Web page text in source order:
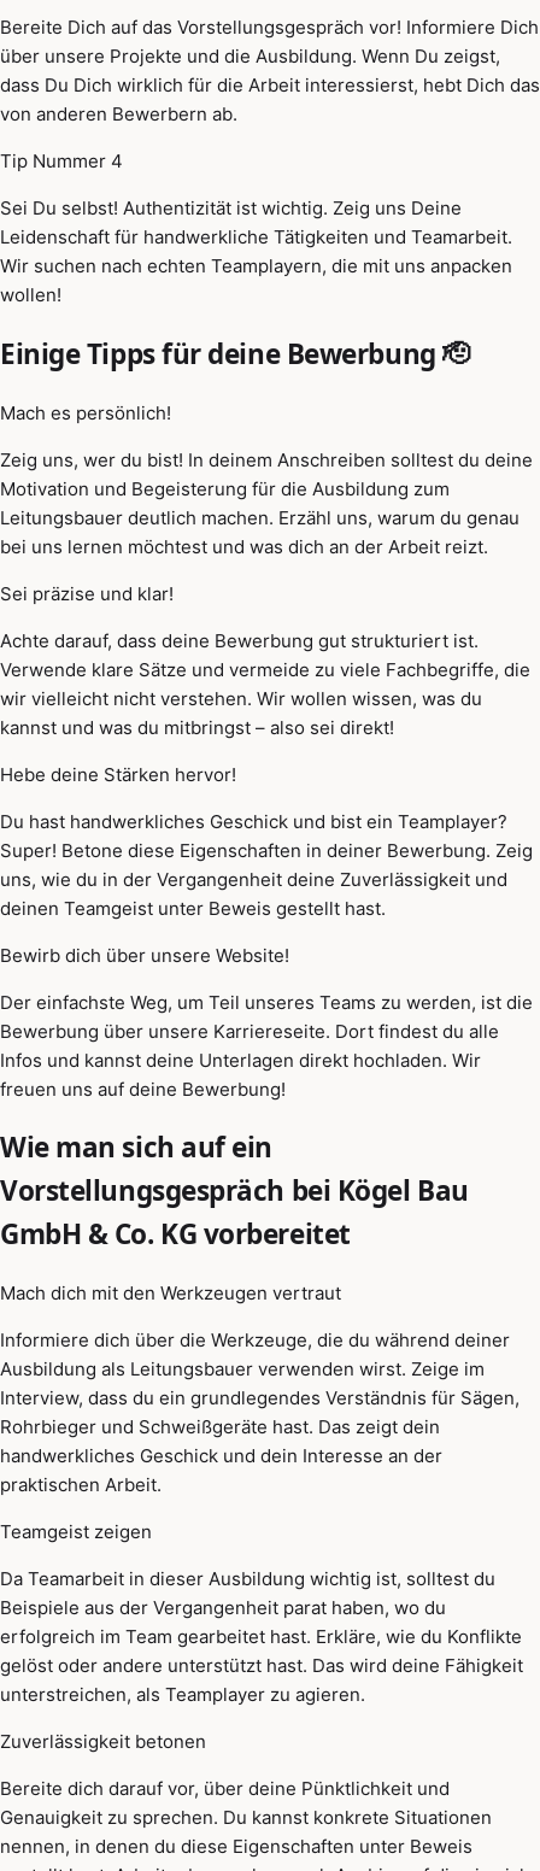
Bereite Dich auf das Vorstellungsgespräch vor! Informiere Dich
über unsere Projekte und die Ausbildung. Wenn Du zeigst,
dass Du Dich wirklich für die Arbeit interessierst, hebt Dich das
von anderen Bewerbern ab.
Tip Nummer 4
Sei Du selbst! Authentizität ist wichtig. Zeig uns Deine
Leidenschaft für handwerkliche Tätigkeiten und Teamarbeit.
Wir suchen nach echten Teamplayern, die mit uns anpacken
wollen!
Einige Tipps für deine Bewerbung 🫡
Mach es persönlich!
Zeig uns, wer du bist! In deinem Anschreiben solltest du deine
Motivation und Begeisterung für die Ausbildung zum
Leitungsbauer deutlich machen. Erzähl uns, warum du genau
bei uns lernen möchtest und was dich an der Arbeit reizt.
Sei präzise und klar!
Achte darauf, dass deine Bewerbung gut strukturiert ist.
Verwende klare Sätze und vermeide zu viele Fachbegriffe, die
wir vielleicht nicht verstehen. Wir wollen wissen, was du
kannst und was du mitbringst – also sei direkt!
Hebe deine Stärken hervor!
Du hast handwerkliches Geschick und bist ein Teamplayer?
Super! Betone diese Eigenschaften in deiner Bewerbung. Zeig
uns, wie du in der Vergangenheit deine Zuverlässigkeit und
deinen Teamgeist unter Beweis gestellt hast.
Bewirb dich über unsere Website!
Der einfachste Weg, um Teil unseres Teams zu werden, ist die
Bewerbung über unsere Karriereseite. Dort findest du alle
Infos und kannst deine Unterlagen direkt hochladen. Wir
freuen uns auf deine Bewerbung!
Wie man sich auf ein
Vorstellungsgespräch bei Kögel Bau
GmbH & Co. KG vorbereitet
Mach dich mit den Werkzeugen vertraut
Informiere dich über die Werkzeuge, die du während deiner
Ausbildung als Leitungsbauer verwenden wirst. Zeige im
Interview, dass du ein grundlegendes Verständnis für Sägen,
Rohrbieger und Schweißgeräte hast. Das zeigt dein
handwerkliches Geschick und dein Interesse an der
praktischen Arbeit.
Teamgeist zeigen
Da Teamarbeit in dieser Ausbildung wichtig ist, solltest du
Beispiele aus der Vergangenheit parat haben, wo du
erfolgreich im Team gearbeitet hast. Erkläre, wie du Konflikte
gelöst oder andere unterstützt hast. Das wird deine Fähigkeit
unterstreichen, als Teamplayer zu agieren.
Zuverlässigkeit betonen
Bereite dich darauf vor, über deine Pünktlichkeit und
Genauigkeit zu sprechen. Du kannst konkrete Situationen
nennen, in denen du diese Eigenschaften unter Beweis